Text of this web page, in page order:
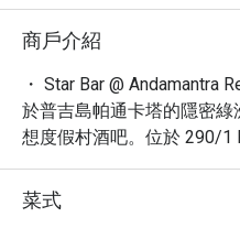
商戶介紹
・ Star Bar @ Andamantra
於普吉島帕通卡塔的隱密
想度假村酒吧。位於 290/1
達，享受遠離塵囂的靜謐
您暫時拋開煩惱，沉浸在悠
・ 雖然沒有具體的菜單項目
菜式